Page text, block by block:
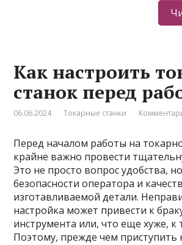
Как настроить
станок перед
06.06.2024 Токарные станки
Перед началом работы на
крайне важно провести
Это не просто вопрос удобства,
безопасности оператора и
изготавливаемой детали.
настройка может привести к
инструмента или, что еще хуже, к
Поэтому, прежде чем приступить